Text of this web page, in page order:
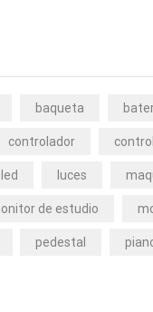
baqueta
controlador
led luces
de estudio
pedestal